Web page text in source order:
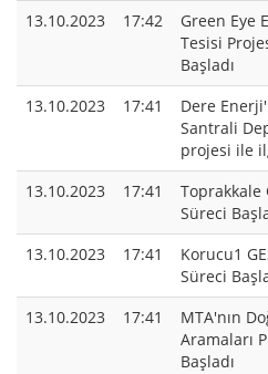
13.10.2023
17:42
Green Eye
Tesisi
Başladı
13.10.2023
17:41
Dere
Santrali
projesi ile
13.10.2023
17:41
Toprakkale
Süreci
13.10.2023
17:41
Korucu1
Süreci
13.10.2023
17:41
MTA'nın
Aramaları
Başladı